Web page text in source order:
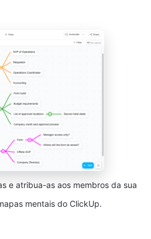
e atribua-as aos membros da sua
mentais do ClickUp.